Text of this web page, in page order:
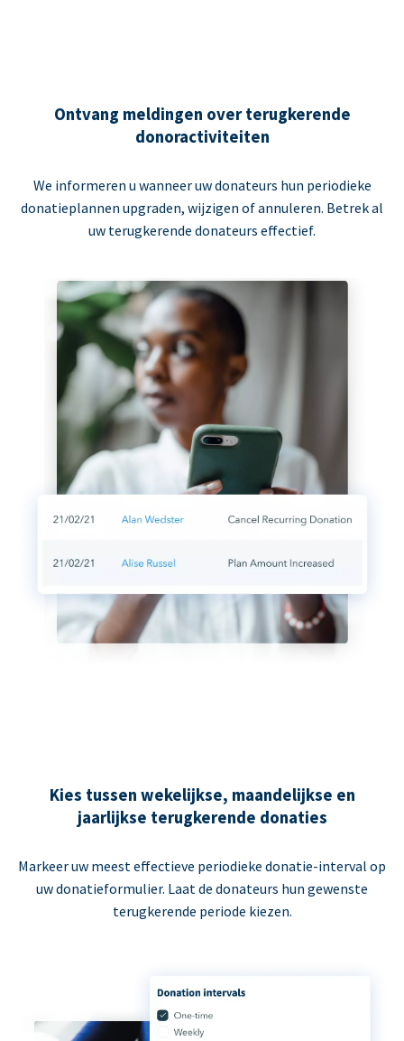
Ontvang meldingen over terugkerende
donoractiviteiten
We informeren u wanneer uw donateurs hun periodieke
donatieplannen upgraden, wijzigen of annuleren. Betrek al
uw terugkerende donateurs effectief.
Kies tussen wekelijkse, maandelijkse en
jaarlijkse terugkerende donaties
Markeer uw meest effectieve periodieke donatie-interval op
uw donatieformulier. Laat de donateurs hun gewenste
terugkerende periode kiezen.